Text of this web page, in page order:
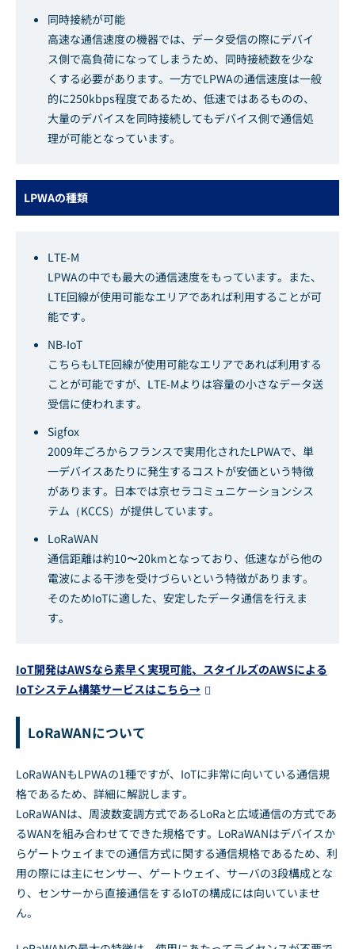
同時接続が可能
高速な通信速度の機器では、データ受信の際にデバイ
ス側で高負荷になってしまうため、同時接続数を少な
くする必要があります。一方でLPWAの通信速度は一般
的に250kbps程度であるため、低速ではあるものの、
大量のデバイスを同時接続してもデバイス側で通信処
理が可能となっています。
LPWAの種類
LTE-M
LPWAの中でも最大の通信速度をもっています。また、
LTE回線が使用可能なエリアであれば利用することが可
能です。
NB-IoT
こちらもLTE回線が使用可能なエリアであれば利用する
ことが可能ですが、LTE-Mよりは容量の小さなデータ送
受信に使われます。
Sigfox
2009年ごろからフランスで実用化されたLPWAで、単
一デバイスあたりに発生するコストが安価という特徴
があります。日本では京セラコミュニケーションシス
テム（KCCS）が提供しています。
LoRaWAN
通信距離は約10〜20kmとなっており、低速ながら他の
電波による干渉を受けづらいという特徴があります。
そのためIoTに適した、安定したデータ通信を行えま
す。
IoT開発はAWSなら素早く実現可能、スタイルズのAWSによる
IoTシステム構築サービスはこちら→
LoRaWANについて
LoRaWANもLPWAの1種ですが、IoTに非常に向いている通信規
格であるため、詳細に解説します。
LoRaWANは、周波数変調方式であるLoRaと広域通信の方式であ
るWANを組み合わせてできた規格です。LoRaWANはデバイスか
らゲートウェイまでの通信方式に関する通信規格であるため、利
用の際には主にセンサー、ゲートウェイ、サーバの3段構成とな
り、センサーから直接通信をするIoTの構成には向いていませ
ん。